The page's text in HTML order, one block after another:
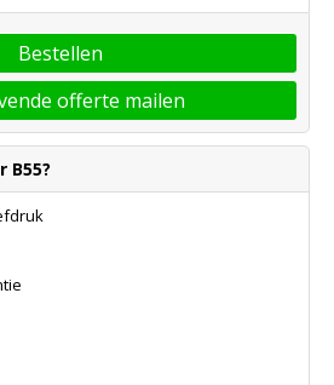
Bestellen
offerte mailen
B55?